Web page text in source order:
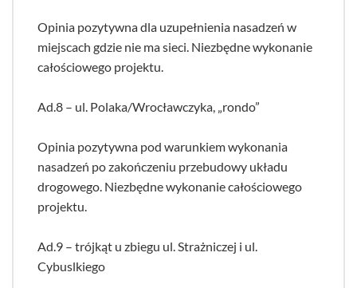
Opinia pozytywna dla uzupełnienia nasadzeń w
miejscach gdzie nie ma sieci. Niezbędne wykonanie
całościowego projektu.
Ad.8 – ul. Polaka/Wrocławczyka, „rondo”
Opinia pozytywna pod warunkiem wykonania
nasadzeń po zakończeniu przebudowy układu
drogowego. Niezbędne wykonanie całościowego
projektu.
Ad.9 – trójkąt u zbiegu ul. Strażniczej i ul.
Cybuslkiego